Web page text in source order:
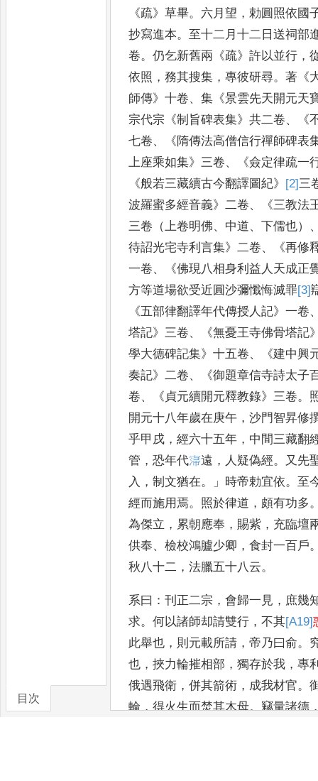
目次
《疏》草畢。 六月望 ，勅圓照依國
抄寫進本。 至十二月十二日送祠部
卷。仍乞新舊兩 《疏》許以並行 ，
依照 ，務其搜集 ，專彼研尋。著 《
師傳》十卷、集 《景雲先天開元天
宗代宗 《制旨碑表集》共二卷、《
七卷、 《 隋傳法高僧信行禪師碑表
上座乘如集》三卷、《僉定律疏一
《般若三藏續古今翻譯圖紀》 [2]三
波羅蜜多經音義》二卷、《三教法
三卷（上卷明佛、 中道、下儒也）
待詔光宅寺利言集》二卷、《再修
一卷、《佛現八相身利益人天成正
方等道場欲受近圓沙彌懺悔滅罪[3]
《五部律翻譯年代傳授人記》一卷
塔記》三卷、《無憂王寺佛骨塔記
學大德碑記集》十五卷、《建中興
奏記》二卷、《御題章信寺詩太子
卷、《 貞元續開元釋教錄》三卷。
開元十八年歲在庚午 ，沙門智昇修
乎甲戌 ，經六十五年 ， 中間三藏翻
管 ，恐年代𡩻遠 ， 人疑偽經。
又先
入 ，制文猶在。」 時帝勅宜依。 至
經而施用焉。 照於律道 ， 頗有功多
為傑立 ， 累朝應奉 ， 賜紫 ， 充臨壇
供奉、檢校鴻臚少卿 ，食封一百戶
秋八十二 ，法臘五十八云。
系曰 ：刊正二宗 ，會歸一見 ， 庶幾
求。何以諸師却請雙行 ，不其[A19]
此舉也 ， 則元載所請 ，帝乃曰俞。
也 ，挾力輪摧相部 ，獨存於我 ，專
俄遇飛衛 ，併其箭術 ， 成我材官。
輪，得火生而焚其木母。竊量諸德